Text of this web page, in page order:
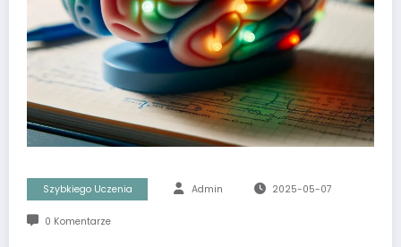
Szybkiego Uczenia Admin 2025-05-07
0 Komentarze